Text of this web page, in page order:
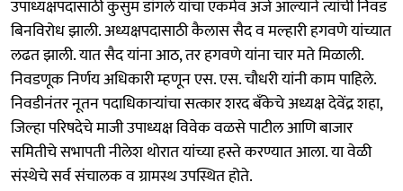
उपाध्यक्षपदासाठी कुसुम डांगले यांचा एकमेव अर्ज आल्याने त्यांची निवड
बिनविरोध झाली. अध्यक्षपदासाठी कैलास सैद व मल्हारी हगवणे यांच्यात
लढत झाली. यात सैद यांना आठ, तर हगवणे यांना चार मते मिळाली.
निवडणूक निर्णय अधिकारी म्हणून एस. एस. चौधरी यांनी काम पाहिले.
निवडीनंतर नूतन पदाधिकाऱ्यांचा सत्कार शरद बँकेचे अध्यक्ष देवेंद्र शहा,
जिल्हा परिषदेचे माजी उपाध्यक्ष विवेक वळसे पाटील आणि बाजार
समितीचे सभापती नीलेश थोरात यांच्या हस्ते करण्यात आला. या वेळी
संस्थेचे सर्व संचालक व ग्रामस्थ उपस्थित होते.